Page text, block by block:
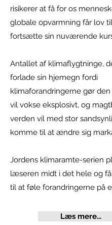
risikerer at få for os
globale opvarmning får lov
fortsætte sin nuværende
Antallet af klimaflygtninge,
forlade sin hjemegn fordi
klimaforandringerne gør
vil vokse eksplosivt, og
verden vil med stor
komme til at ændre sig
Jordens klimaramte-serien
læseren midt i det hele og
til at føle forandringerne på
Læs mere...